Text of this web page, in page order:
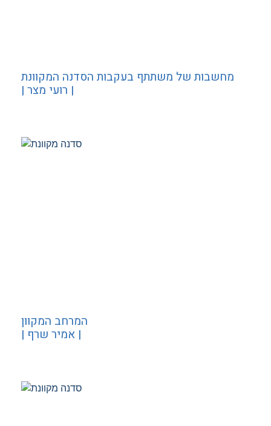
מחשבות של משתתף בעקבות הסדנה המקוונת
| רועי מצר |
המרחב המקוון
| אמיר שרף |